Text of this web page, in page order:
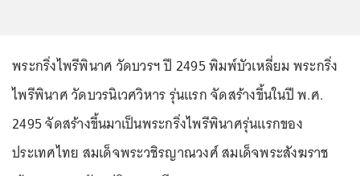
พระกริ่งไพรีพินาศ วัดบวรฯ ปี 2495 พิมพ์บัวเหลี่ยม พระกริ่ง
ไพรีพินาศ วัดบวรนิเวศวิหาร รุ่นแรก จัดสร้างขึ้นในปี พ.ศ.
2495 จัดสร้างขึ้นมาเป็นพระกริ่งไพรีพินาศรุ่นแรกของ
ประเทศไทย สมเด็จพระวชิรญาณวงศ์ สมเด็จพระสังฆราช